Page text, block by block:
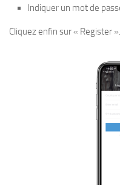
Indiquer un mot de
Cliquez enfin sur « Register ».